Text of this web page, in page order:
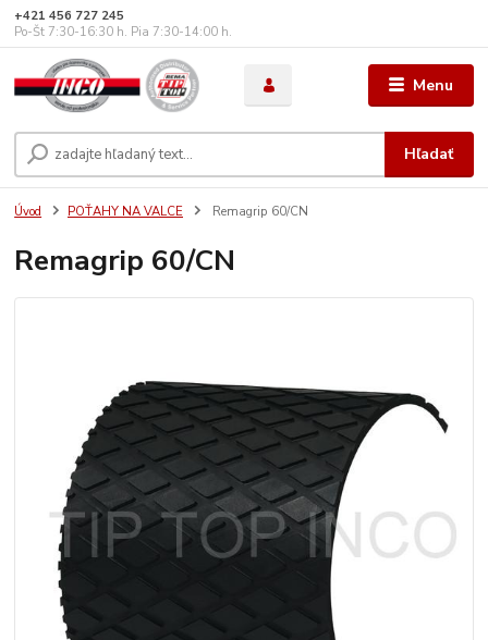
Menu
Hľadať
+421 456 727 245
Po-Št 7:30-16:30 h. Pia 7:30-14:00 h.
Úvod POŤAHY NA VALCE Remagrip 60/CN
Remagrip 60/CN